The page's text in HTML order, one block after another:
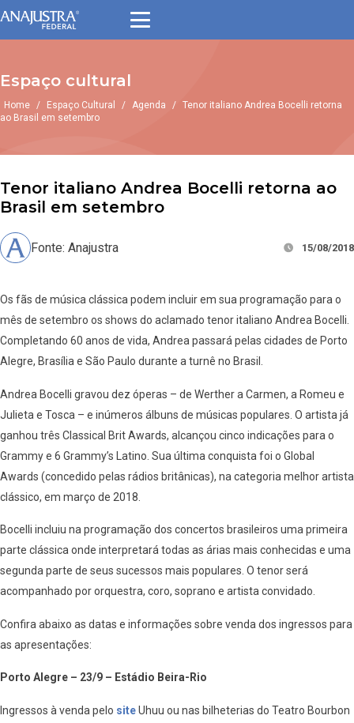
Espaço cultural
Home / Espaço Cultural / Agenda / Tenor italiano Andrea Bocelli retorna
ao Brasil em setembro
Tenor italiano Andrea Bocelli retorna ao
Brasil em setembro
Fonte: Anajustra 15/08/2018
Os fãs de música clássica podem incluir em sua programação para o
mês de setembro os shows do aclamado tenor italiano Andrea Bocelli.
Completando 60 anos de vida, Andrea passará pelas cidades de Porto
Alegre, Brasília e São Paulo durante a turnê no Brasil.
Andrea Bocelli gravou dez óperas – de Werther a Carmen, a Romeu e
Julieta e Tosca – e inúmeros álbuns de músicas populares. O artista já
ganhou três Classical Brit Awards, alcançou cinco indicações para o
Grammy e 6 Grammy’s Latino. Sua última conquista foi o Global
Awards (concedido pelas rádios britânicas), na categoria melhor artista
clássico, em março de 2018.
Bocelli incluiu na programação dos concertos brasileiros uma primeira
parte clássica onde interpretará todas as árias mais conhecidas e uma
segunda parte de seus sucessos mais populares. O tenor será
acompanhado por orquestra, coro, soprano e artista convidado.
Confira abaixo as datas e informações sobre venda dos ingressos para
as apresentações:
Porto Alegre – 23/9 – Estádio Beira-Rio
Ingressos à venda pelo siteUhuu ou nas bilheterias do Teatro Bourbon